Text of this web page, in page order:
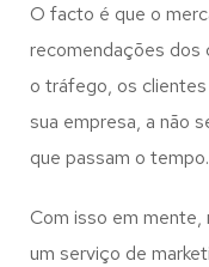
O facto é que o
recomendações dos
o tráfego, os
sua empresa, a não
que passam o tempo.
Com isso em mente,
um serviço de